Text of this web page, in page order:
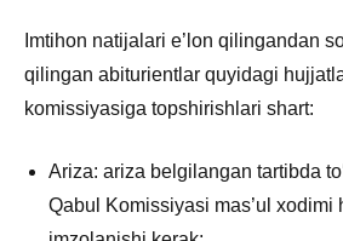
Imtihon natijalari e’lon qilingandan
qilingan abiturientlar quyidagi
komissiyasiga topshirishlari shart:
Ariza: ariza belgilangan tartibda
Qabul Komissiyasi mas’ul xodimi